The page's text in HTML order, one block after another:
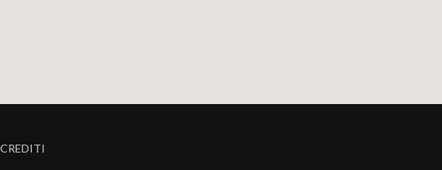
CREDITI